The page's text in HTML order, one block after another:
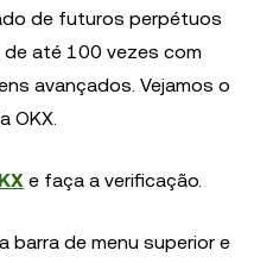
de futuros perpétuos
de até 100 vezes com
avançados. Vejamos o
OKX.
e faça a verificação.
barra de menu superior e